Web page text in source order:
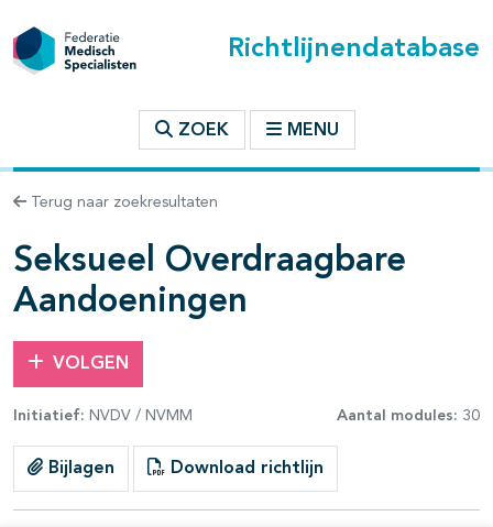
Richtlijnendatabase
ZOEK MENU
Terug naar zoekresultaten
Seksueel Overdraagbare
Aandoeningen
VOLGEN
Initiatief: NVDV / NVMM Aantal modules: 30
Bijlagen Download richtlijn
binnen deze richtlijn
open- en dichtklappen